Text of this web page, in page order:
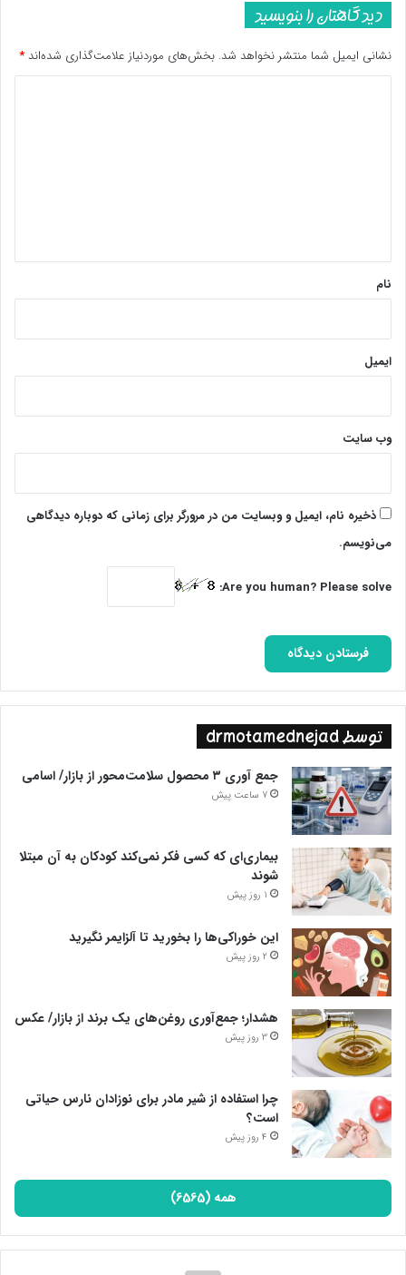
دیدگاهتان را بنویسید
نشانی ایمیل شما منتشر نخواهد شد. بخش‌های موردنیاز علامت‌گذاری شده‌اند *
نام
ایمیل
وب‌ سایت
ذخیره نام، ایمیل و وبسایت من در مرورگر برای زمانی که دوباره دیدگاهی
می‌نویسم.
Are you human? Please solve:
توسط drmotamednejad
جمع آوری ۳ محصول سلامت‌محور از بازار/ اسامی
7 ساعت پیش
بیماری‌ای که کسی فکر نمی‌کند کودکان به آن مبتلا
شوند
1 روز پیش
این خوراکی‌ها را بخورید تا آلزایمر نگیرید
2 روز پیش
هشدار؛ جمع‌آوری روغن‌های یک برند از بازار/ عکس
3 روز پیش
چرا استفاده از شیر مادر برای نوزادان نارس حیاتی
است؟
4 روز پیش
همه (6565)